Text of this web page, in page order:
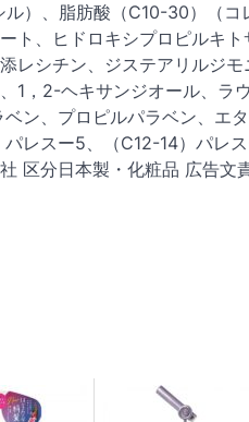
ル）、脂肪酸（C10-30）（
ト、ヒドロキシプロピルキ
レシチン、ジステアリルジ
1，2-ヘキサンジオール、
ン、プロピルパラベン、エ
レスー5、（C12-14）パレ
区分日本製・化粧品 広告